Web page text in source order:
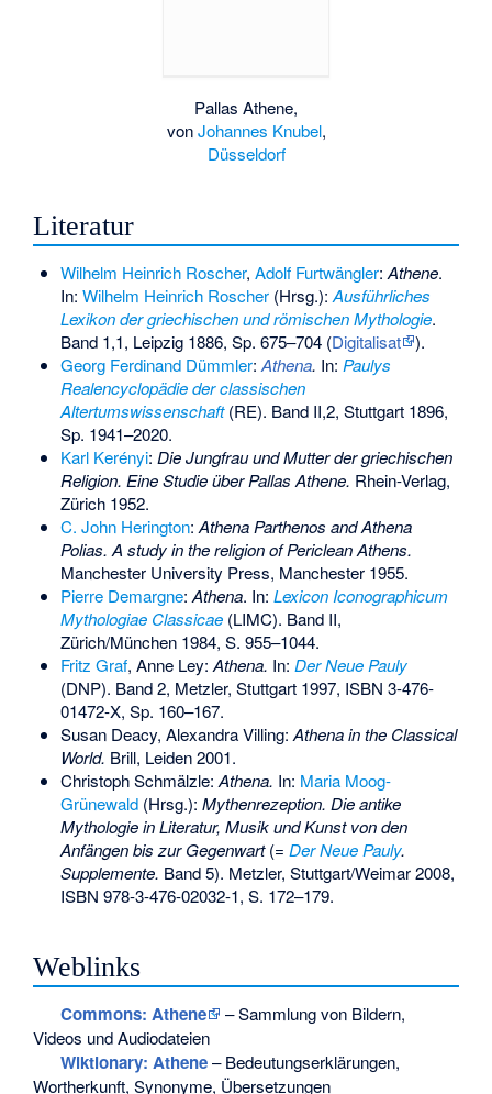
Pallas Athene,
vonJohannes Knubel,
Düsseldorf
Literatur
Wilhelm Heinrich Roscher, Adolf Furtwängler:Athene.
In: Wilhelm Heinrich Roscher(Hrsg.):Ausführliches
Lexikon der griechischen und römischen Mythologie.
Band 1,1, Leipzig 1886, Sp. 675–704 (Digitalisat
).
Georg Ferdinand Dümmler:Athena. In: Paulys
Realencyclopädie der classischen
Altertumswissenschaft(RE). Band II,2, Stuttgart 1896,
Sp. 1941–2020.
Karl Kerényi: Die Jungfrau und Mutter der griechischen
Religion. Eine Studie über Pallas Athene. Rhein-Verlag,
Zürich 1952.
C. John Herington:Athena Parthenos and Athena
Polias. A study in the religion of Periclean Athens.
Manchester University Press, Manchester 1955.
Pierre Demargne:Athena. In: Lexicon Iconographicum
Mythologiae Classicae(LIMC). Band II,
Zürich/München 1984, S. 955–1044.
Fritz Graf, Anne Ley:Athena. In: Der Neue Pauly
(DNP). Band 2, Metzler, Stuttgart 1997, ISBN 3-476-
01472-X, Sp. 160–167.
Susan Deacy, Alexandra Villing:Athena in the Classical
World. Brill, Leiden 2001.
Christoph Schmälzle:Athena. In: Maria Moog-
Grünewald(Hrsg.): Mythenrezeption. Die antike
Mythologie in Literatur, Musik und Kunst von den
Anfängen bis zur Gegenwart(= Der Neue Pauly.
Supplemente. Band 5). Metzler, Stuttgart/Weimar 2008,
ISBN 978-3-476-02032-1, S. 172–179.
Weblinks
Commons: Athene
– Sammlung von Bildern,
Videos und Audiodateien
Wiktionary: Athene– Bedeutungserklärungen,
Wortherkunft, Synonyme, Übersetzungen